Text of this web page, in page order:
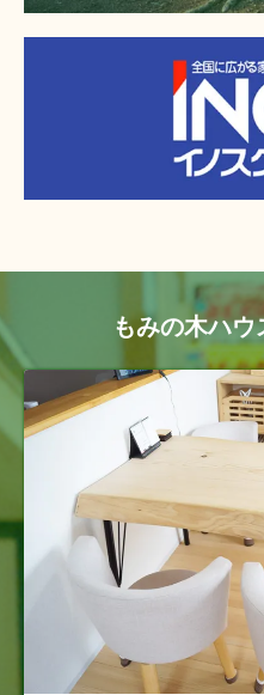
もみの木ハ